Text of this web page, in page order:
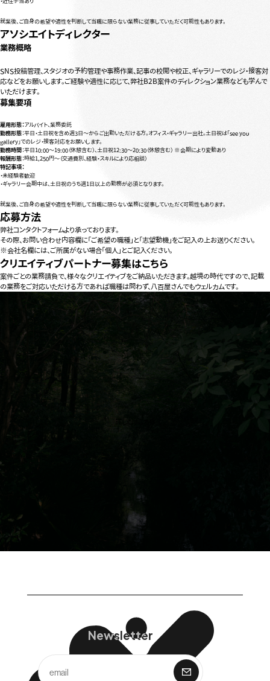
・近住手当あり
就業後、ご自身の希望や適性を判断して当職に限らない業務に従事していただく可能性もあります。
アソシエイトディレクター
業務概略
SNS投稿管理、スタジオの予約管理や事務作業、記事の校閲や校正、ギャラリーでのレジ・接客対
応などをお願いします。ご経験や適性に応じて、弊社B2B案件のディレクション業務なども学んで
いただけます。
募集要項
雇用形態：アルバイト、業務委託
勤務形態 ：平日・土日祝を含め週3日〜からご出勤いただける方。オフィス・ギャラリー出社。土日祝は「see you
gallery」でのレジ・接客対応をお願いします。
勤務時間 ：平日10:00〜19:00（休憩含む）、土日祝12:30〜20:30（休憩含む） ※会期により変動あり
報酬形態 ：時給1,250円〜（交通費別、経験・スキルにより応相談）
特記事項：
・未経験者歓迎
・ギャラリー会期中は、土日祝のうち週1日以上の勤務が必須となります。
就業後、ご自身の希望や適性を判断して当職に限らない業務に従事していただく可能性もあります。
応募方法
弊社コンタクトフォームより承っております。
その際、お問い合わせ内容欄に「ご希望の職種」と「志望動機」をご記入の上お送りください。
※会社名欄には、ご所属がない場合「個人」とご記入ください。
クリエイティブパートナー募集はこちら
案件ごとの業務請負で、様々なクリエイティブをご納品いただきます。越境の時代ですので、記載
の業務をご対応いただける方であれば職種は問わず、八百屋さんでもウェルカムです。
詳しくはこちら
Newsletter
購 読